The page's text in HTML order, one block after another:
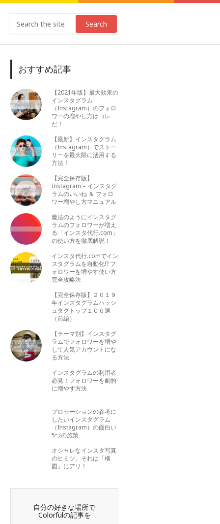
Search
おすすめ記事
【2021年版】最大効果の
インスタグラム
（Instagram）のフォロ
ワーの増やし方はコレ
だ！
【最新】インスタグラム
（Instagram）でストー
リーを最大限に活用する
方法！
【完全保存版】
Instagram – インスタグ
ラムのいいね ＆ フォロ
ワー増やし方マニュアル
魔法のようにインスタグ
ラムのフォロワーが増え
る「インスタ代行.com」
の使い方を徹底解説！
インスタ代行.comでイン
スタグラムを自動化!? フ
ォロワーを増やす使い方
完全攻略法
【完全保存版】２０１９
年インスタグラムハッシ
ュタグトップ１００選
（前編）
【テーマ別】インスタグ
ラムでフォロワーを増や
して人気アカウントにな
る方法
インスタグラムの利用者
必見！フォロワーを劇的
に増やす方法
プロモーションの参考に
したいインスタグラム
（Instagram）の面白い
5つの施策
オシャレなインスタ写真
のヒミツ。それは「構
図」にアリ！
自分の好きな場所で
Colorfulの記事を